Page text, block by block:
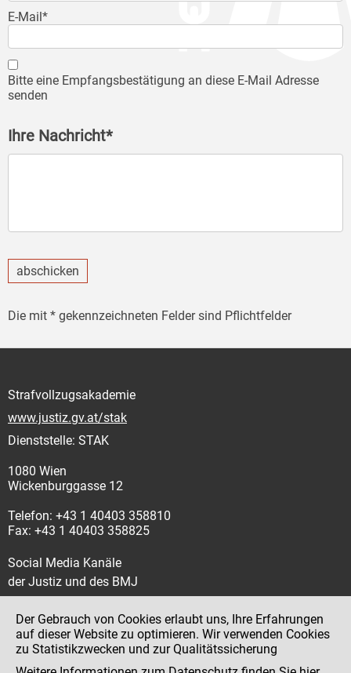
E-Mail*
Bitte eine Empfangsbestätigung an diese E-Mail Adresse
senden
Ihre Nachricht*
abschicken
Die mit * gekennzeichneten Felder sind Pflichtfelder
Strafvollzugsakademie
www.justiz.gv.at/stak
Dienststelle: STAK
1080 Wien
Wickenburggasse 12
Telefon: +43 1 40403 358810
Fax: +43 1 40403 358825
Social Media Kanäle
der Justiz und des BMJ
Impressum
Der Gebrauch von Cookies erlaubt uns, Ihre Erfahrungen
auf dieser Website zu optimieren. Wir verwenden Cookies
zu Statistikzwecken und zur Qualitätssicherung